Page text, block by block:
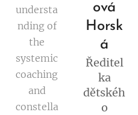
understa
nding of
the
systemic
coaching
and
constella
ová
Horsk
á
Ředitel
ka
dětskéh
o